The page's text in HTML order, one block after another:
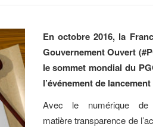
En octobre 2016, la
Gouvernement Ouvert
le sommet mondial du
l’événement de
Avec le numérique de
matière transparence de